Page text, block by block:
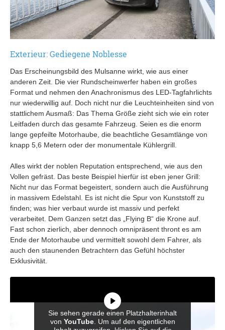
Exterieur: Gediegene Noblesse
Das Erscheinungsbild des Mulsanne wirkt, wie aus einer
anderen Zeit. Die vier Rundscheinwerfer haben ein großes
Format und nehmen den Anachronismus des LED-Tagfahrlichts
nur wiederwillig auf. Doch nicht nur die Leuchteinheiten sind von
stattlichem Ausmaß: Das Thema Größe zieht sich wie ein roter
Leitfaden durch das gesamte Fahrzeug. Seien es die enorm
lange gepfeilte Motorhaube, die beachtliche Gesamtlänge von
knapp 5,6 Metern oder der monumentale Kühlergrill.
Alles wirkt der noblen Reputation entsprechend, wie aus den
Vollen gefräst. Das beste Beispiel hierfür ist eben jener Grill:
Nicht nur das Format begeistert, sondern auch die Ausführung
in massivem Edelstahl. Es ist nicht die Spur von Kunststoff zu
finden; was hier verbaut wurde ist massiv und perfekt
verarbeitet. Dem Ganzen setzt das „Flying B“ die Krone auf.
Fast schon zierlich, aber dennoch omnipräsent thront es am
Ende der Motorhaube und vermittelt sowohl dem Fahrer, als
auch den staunenden Betrachtern das Gefühl höchster
Exklusivität.
Sie sehen gerade einen Platzhalterinhalt
von YouTube. Um auf den eigentlichen